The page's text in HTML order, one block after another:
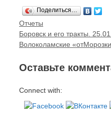
Поделиться…
Рубрики
Отчеты
Навигация
записи
Боровск и его тракты.
Волоколамские
Оставьте
Connect with: